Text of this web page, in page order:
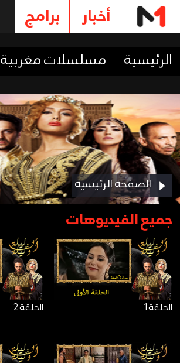
برامج أخبار
الرئيسية مسلسلات مغربية
الصفحة الرئيسية
جميع الفيديوهات
الحلقة 1 الحلقة 2